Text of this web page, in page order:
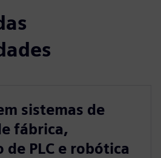
sistemas de
fábrica,
de PLC e robótica